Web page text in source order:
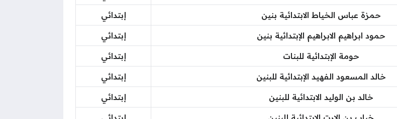
حمزة عباس الخياط الابتدائية بنين إبتدائي
حمود ابراهيم الابراهيم الإبتدائية بنين إبتدائي
حومة الإبتدائية للبنات إبتدائي
خالد المسعود الفهيد الإبتدائية للبنين إبتدائي
خالد بن الوليد الابتدائية للبنين إبتدائي